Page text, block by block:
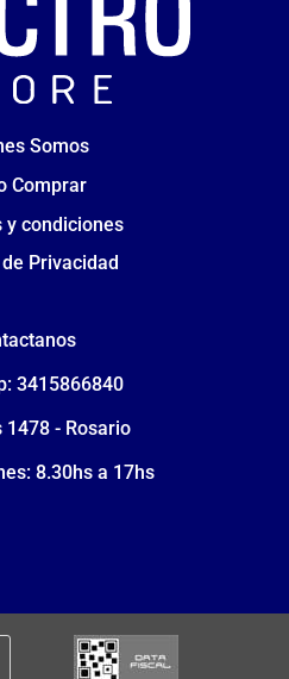
Somos
Comprar
y condiciones
Privacidad
3415866840
1478 - Rosario
8.30hs a 17hs